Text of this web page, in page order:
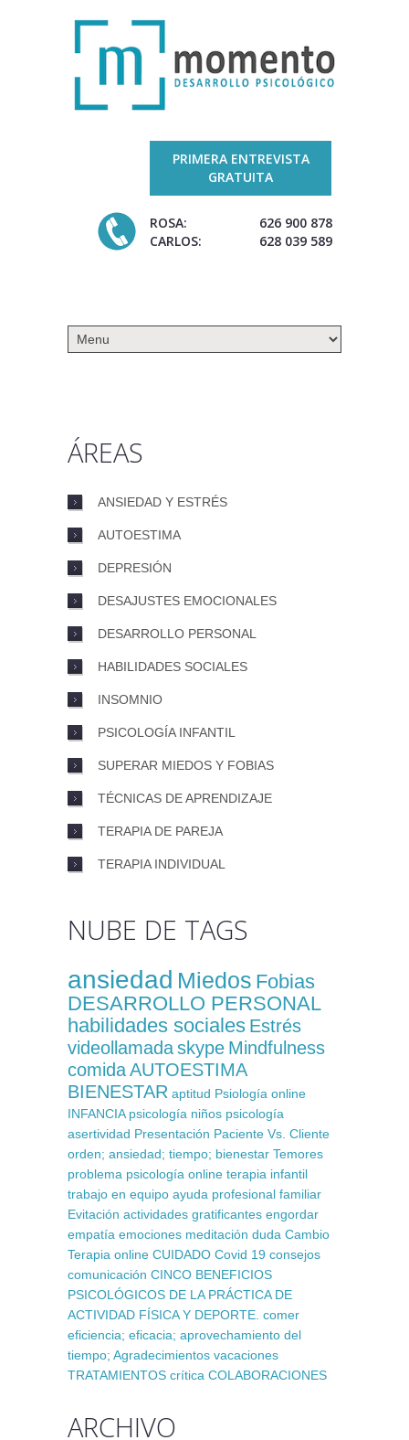
PRIMERA ENTREVISTA
GRATUITA
ROSA:
626 900 878
CARLOS:
628 039 589
ÁREAS
ANSIEDAD Y ESTRÉS
AUTOESTIMA
DEPRESIÓN
DESAJUSTES EMOCIONALES
DESARROLLO PERSONAL
HABILIDADES SOCIALES
INSOMNIO
PSICOLOGÍA INFANTIL
SUPERAR MIEDOS Y FOBIAS
TÉCNICAS DE APRENDIZAJE
TERAPIA DE PAREJA
TERAPIA INDIVIDUAL
NUBE DE TAGS
ansiedad Miedos Fobias
DESARROLLO PERSONAL
habilidades sociales Estrés
videollamadaskype Mindfulness
comidaAUTOESTIMA
BIENESTAR aptitud Psiología online
INFANCIA psicología niños psicología
asertividad Presentación Paciente Vs. Cliente
orden; ansiedad; tiempo; bienestar Temores
problema psicología online terapia infantil
trabajo en equipo ayuda profesional familiar
Evitación actividades gratificantes engordar
empatía emociones meditación duda Cambio
Terapia online CUIDADO Covid 19 consejos
comunicación CINCO BENEFICIOS
PSICOLÓGICOS DE LA PRÁCTICA DE
ACTIVIDAD FÍSICA Y DEPORTE. comer
eficiencia; eficacia; aprovechamiento del
tiempo; Agradecimientos vacaciones
TRATAMIENTOS crítica COLABORACIONES
ARCHIVO